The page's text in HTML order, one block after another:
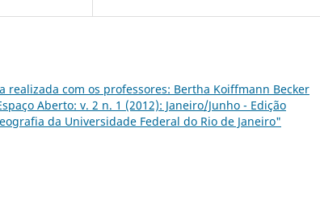
realizada com os professores: Bertha Koiffmann Becker
Aberto: v. 2 n. 1 (2012): Janeiro/Junho - Edição
da Universidade Federal do Rio de Janeiro"